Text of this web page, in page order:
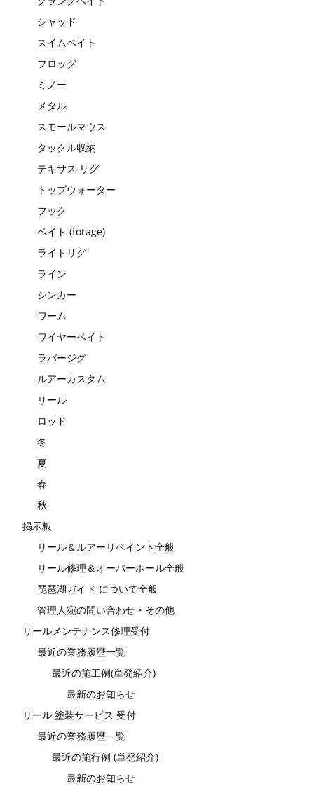
シャッド
スイムベイト
フロッグ
ミノー
メタル
スモールマウス
タックル収納
テキサス リグ
トップウォーター
フック
ベイト (forage)
ライトリグ
ライン
シンカー
ワーム
ワイヤーベイト
ラバージグ
ルアーカスタム
リール
ロッド
冬
夏
春
秋
掲示板
リール＆ルアーリペイント全般
リール修理＆オーバーホール全般
琵琶湖ガイド について全般
管理人宛の問い合わせ・その他
リールメンテナンス修理受付
最近の業務履歴一覧
最近の施工例(単発紹介)
最新のお知らせ
リール 塗装サービス 受付
最近の業務履歴一覧
最近の施行例 (単発紹介)
最新のお知らせ